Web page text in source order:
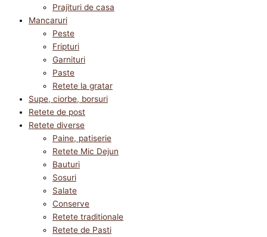
Prajituri de casa
Mancaruri
Peste
Fripturi
Garnituri
Paste
Retete la gratar
Supe, ciorbe, borsuri
Retete de post
Retete diverse
Paine, patiserie
Retete Mic Dejun
Bauturi
Sosuri
Salate
Conserve
Retete traditionale
Retete de Pasti